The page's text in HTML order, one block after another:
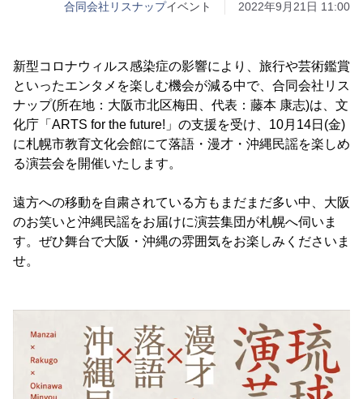
合同会社リスナップイベント 2022年9月21日 11:00
新型コロナウィルス感染症の影響により、旅行や芸術鑑賞
といったエンタメを楽しむ機会が減る中で、合同会社リス
ナップ(所在地：大阪市北区梅田、代表：藤本 康志)は、文
化庁「ARTS for the future!」の支援を受け、10月14日(金)
に札幌市教育文化会館にて落語・漫才・沖縄民謡を楽しめ
る演芸会を開催いたします。
遠方への移動を自粛されている方もまだまだ多い中、大阪
のお笑いと沖縄民謡をお届けに演芸集団が札幌へ伺いま
す。ぜひ舞台で大阪・沖縄の雰囲気をお楽しみくださいま
せ。